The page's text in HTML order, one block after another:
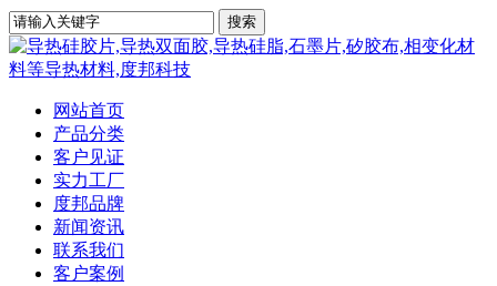
网站首页
产品分类
客户见证
实力工厂
度邦品牌
新闻资讯
联系我们
客户案例